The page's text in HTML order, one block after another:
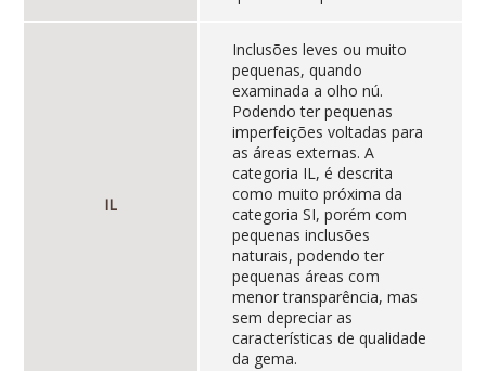
IL
Inclusões leves ou muito
pequenas, quando
examinada a olho nú.
Podendo ter pequenas
imperfeições voltadas para
as áreas externas. A
categoria IL, é descrita
como muito próxima da
categoria SI, porém com
pequenas inclusões
naturais, podendo ter
pequenas áreas com
menor transparência, mas
sem depreciar as
características de qualidade
da gema.